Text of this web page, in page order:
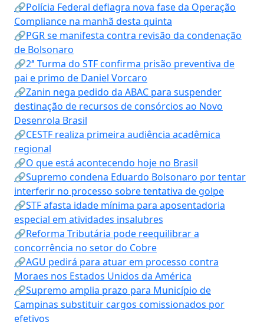
🔗Polícia Federal deflagra nova fase da Operação
Compliance na manhã desta quinta
🔗PGR se manifesta contra revisão da condenação
de Bolsonaro
🔗2ª Turma do STF confirma prisão preventiva de
pai e primo de Daniel Vorcaro
🔗Zanin nega pedido da ABAC para suspender
destinação de recursos de consórcios ao Novo
Desenrola Brasil
🔗CESTF realiza primeira audiência acadêmica
regional
🔗O que está acontecendo hoje no Brasil
🔗Supremo condena Eduardo Bolsonaro por tentar
interferir no processo sobre tentativa de golpe
🔗STF afasta idade mínima para aposentadoria
especial em atividades insalubres
🔗Reforma Tributária pode reequilibrar a
concorrência no setor do Cobre
🔗AGU pedirá para atuar em processo contra
Moraes nos Estados Unidos da América
🔗Supremo amplia prazo para Município de
Campinas substituir cargos comissionados por
efetivos